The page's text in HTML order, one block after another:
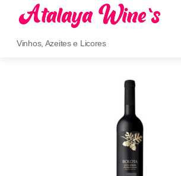
contentVinhos, Azeites e Licores